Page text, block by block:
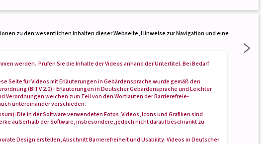
zu den wesentlichen Inhalten dieser Webseite, Hinweise zur Navigation und eine
werden. Prüfen Sie die Inhalte der Videos anhand der Untertitel. Bei Bedarf
Seite für Videos mit Erläuterungen in Gebärdensprache wurde gemäß den
(BITV 2.0) - Erläuterungen in Deutscher Gebärdensprache und Leichter
weichen zum Teil von den Wortlauten der Barrierefreie-
untereinander verschieden.
Die in der Software verwendeten Fotos, Videos, Icons und Grafiken sind
außerhalb der Software, insbesondere, jedoch nicht darauf beschränkt zu
Design erstellen, AbschnittBarrierefreiheit und Usability: Videos in Deutscher